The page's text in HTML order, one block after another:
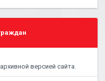
версией сайта.